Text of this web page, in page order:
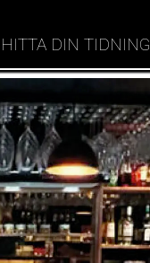
HITTA DIN TIDNING